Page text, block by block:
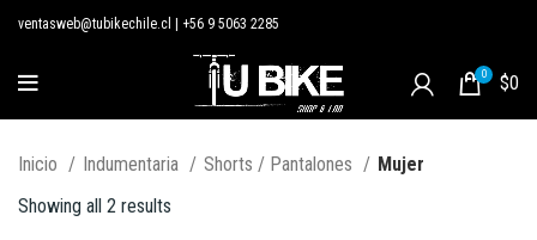
ventasweb@tubikechile.cl +56 9 5063 2285
0 $0
Inicio Indumentaria Shorts / Pantalones
Mujer
Showing all 2 results